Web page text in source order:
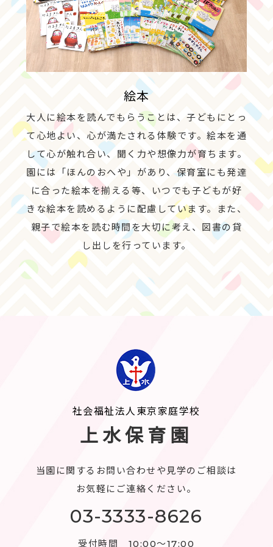
絵本
大人に絵本を読んでもらうことは、子どもにとっ
て心地よい、心が満たされる体験です。絵本を通
して心が触れ合い、聞く力や想像力が育ちます。
園には「ほんのおへや」があり、保育室にも発達
に合った絵本を揃える等、いつでも子どもが好
きな絵本を読めるように配慮しています。また、
親子で絵本を読む時間を大切に考え、図書の貸
し出しを行っています。
社会福祉法人東京家庭学校
上水保育園
当園に関するお問い合わせや見学のご相談は
お気軽にご連絡ください。
03-3333-8626
受付時間 10:00〜17:00